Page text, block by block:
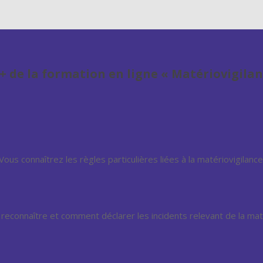
+ de la formation en ligne «
connaîtrez les règles particulières liées à la
et comment déclarer les incidents relevant de la